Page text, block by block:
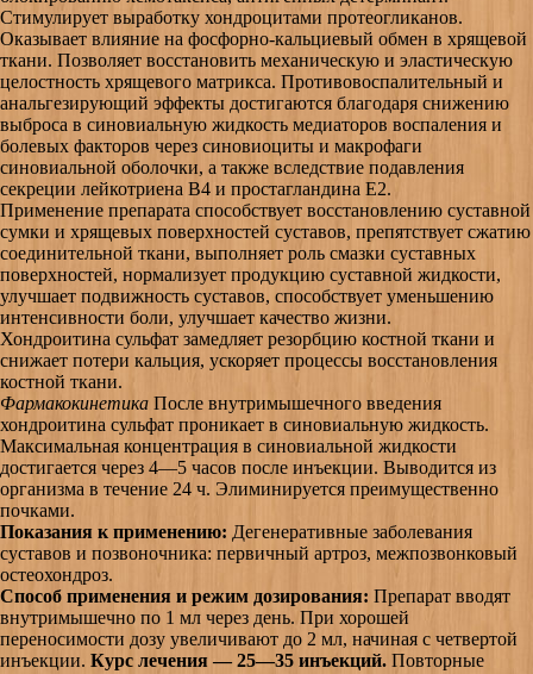
Стимулирует выработку хондроцитами протеогликанов.
Оказывает влияние на фосфорно-кальциевый обмен в хрящевой
ткани. Позволяет восстановить механическую и эластическую
целостность хрящевого матрикса. Противовоспалительный и
анальгезирующий эффекты достигаются благодаря снижению
выброса в синовиальную жидкость медиаторов воспаления и
болевых факторов через синовиоциты и макрофаги
синовиальной оболочки, а также вследствие подавления
секреции лейкотриена B4 и простагландина E2.
Применение препарата способствует восстановлению суставной
сумки и хрящевых поверхностей суставов, препятствует сжатию
соединительной ткани, выполняет роль смазки суставных
поверхностей, нормализует продукцию суставной жидкости,
улучшает подвижность суставов, способствует уменьшению
интенсивности боли, улучшает качество жизни.
Хондроитина сульфат замедляет резорбцию костной ткани и
снижает потери кальция, ускоряет процессы восстановления
костной ткани.
Фармакокинетика После внутримышечного введения
хондроитина сульфат проникает в синовиальную жидкость.
Максимальная концентрация в синовиальной жидкости
достигается через 4—5 часов после инъекции. Выводится из
организма в течение 24 ч. Элиминируется преимущественно
почками.
Показания к применению: Дегенеративные заболевания
суставов и позвоночника: первичный артроз, межпозвонковый
остеохондроз.
Способ применения и режим дозирования: Препарат вводят
внутримышечно по 1 мл через день. При хорошей
переносимости дозу увеличивают до 2 мл, начиная с четвертой
инъекции. Курс лечения — 25—35 инъекций. Повторные